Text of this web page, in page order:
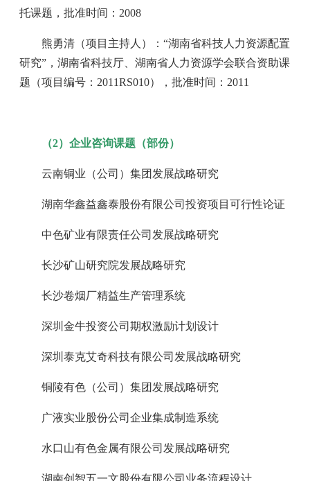
托课题，批准时间：2008
熊勇清（项目主持人）：“湖南省科技人力资源配置
研究”，湖南省科技厅、湖南省人力资源学会联合资助课
题（项目编号：2011RS010），批准时间：2011
（2）企业咨询课题（部份）
云南铜业（公司）集团发展战略研究
湖南华鑫益鑫泰股份有限公司投资项目可行性论证
中色矿业有限责任公司发展战略研究
长沙矿山研究院发展战略研究
长沙卷烟厂精益生产管理系统
深圳金牛投资公司期权激励计划设计
深圳泰克艾奇科技有限公司发展战略研究
铜陵有色（公司）集团发展战略研究
广液实业股份公司企业集成制造系统
水口山有色金属有限公司发展战略研究
湖南创智五一文股份有限公司业务流程设计